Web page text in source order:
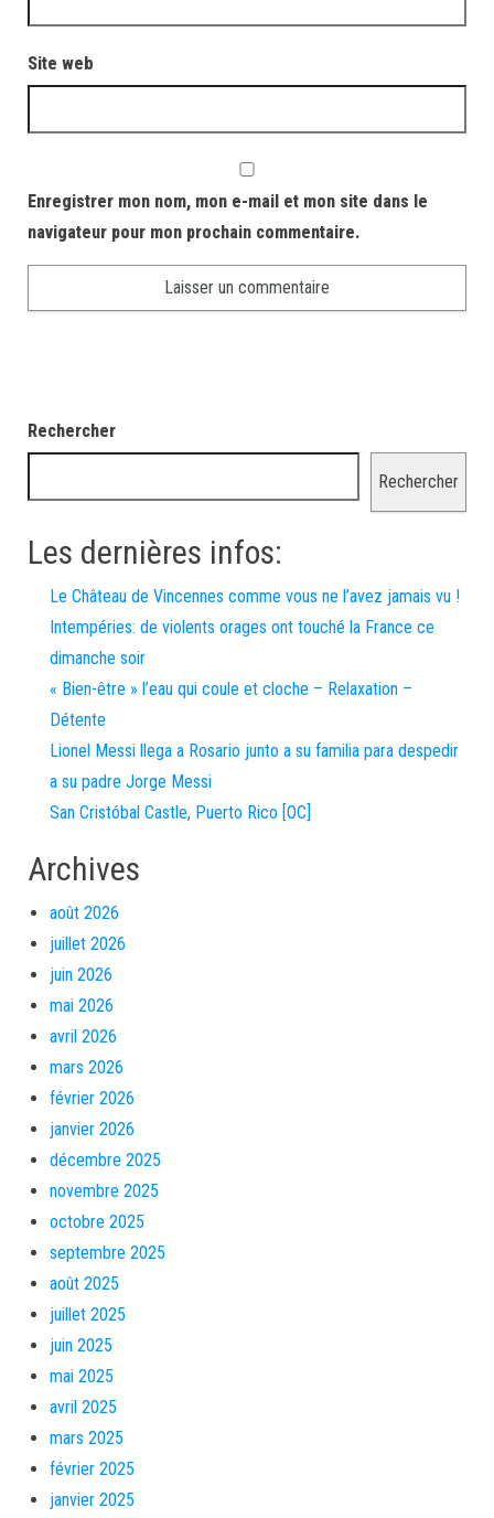
Site web
Enregistrer mon nom, mon e-mail et mon site dans le
navigateur pour mon prochain commentaire.
Rechercher
Rechercher
Les dernières infos:
Le Château de Vincennes comme vous ne l’avez jamais vu !
Intempéries: de violents orages ont touché la France ce
dimanche soir
« Bien-être » l’eau qui coule et cloche – Relaxation –
Détente
Lionel Messi llega a Rosario junto a su familia para despedir
a su padre Jorge Messi
San Cristóbal Castle, Puerto Rico [OC]
Archives
août 2026
juillet 2026
juin 2026
mai 2026
avril 2026
mars 2026
février 2026
janvier 2026
décembre 2025
novembre 2025
octobre 2025
septembre 2025
août 2025
juillet 2025
juin 2025
mai 2025
avril 2025
mars 2025
février 2025
janvier 2025